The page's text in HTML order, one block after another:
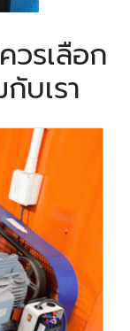
วรเลือก
บเรา